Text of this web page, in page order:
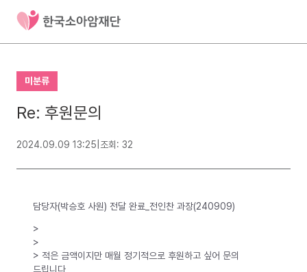
미분류
Re: 후원문의
2024.09.09 13:25 조회: 32
담당자(박승호 사원) 전달 완료_전인찬 과장(240909)
>
>
> 적은 금액이지만 매월 정기적으로 후원하고 싶어 문의
드립니다